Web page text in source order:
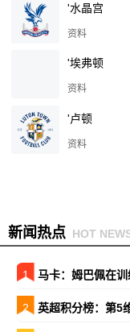
'水晶宫
资料
'埃弗顿
资料
'卢顿
资料
新闻热点 HOT
1 马卡：姆巴佩在训练
2 英超积分榜：第5维